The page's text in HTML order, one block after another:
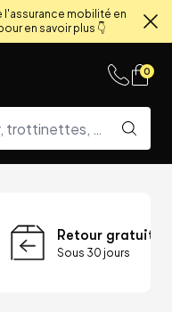
l'assurance mobilité en
en savoir plus 👇
0
Retour gratuit
Sous 30 jours